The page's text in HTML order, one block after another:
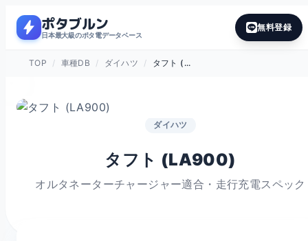
bolt ポタブルン
日本最大級のポタ電データベース
無料登録
TOP / 車種DB / ダイハツ / タフト (...
ダイハツ
タフト (LA900)
オルタネーターチャージャー適合・走行充電スペック